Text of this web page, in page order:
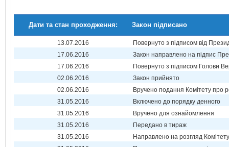
Дати та стан проходження: Закон підписано
13.07.2016
Повернуто з підписом від
17.06.2016
Закон направлено на підпис
17.06.2016
Повернуто з підписом Голови
02.06.2016
Закон прийнято
02.06.2016
Вручено подання Комітету про
31.05.2016
Включено до порядку денного
31.05.2016
Вручено для ознайомлення
31.05.2016
Передано в тираж
31.05.2016
Направлено на розгляд Комітету